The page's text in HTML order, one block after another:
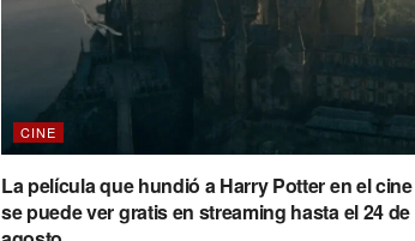
CINE
La película que hundió a Harry Potter en el cine
se puede ver gratis en streaming hasta el 24 de